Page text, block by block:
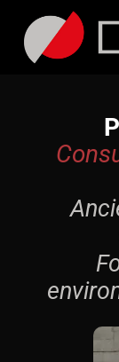
Panneau de
contenu
principal